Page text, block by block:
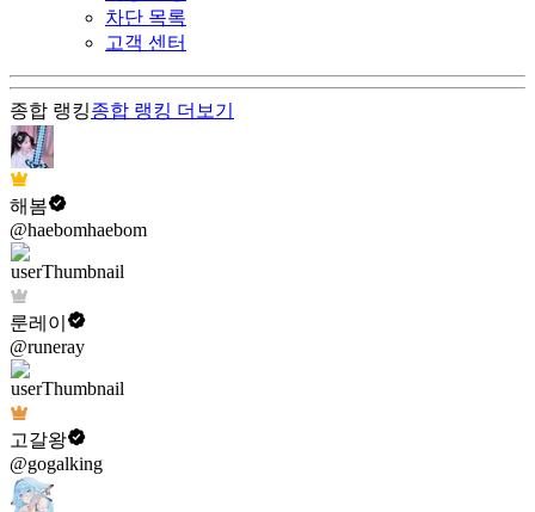
차단 목록
고객 센터
종합 랭킹종합 랭킹 더보기
해봄
@haebomhaebom
룬레이
@runeray
고갈왕
@gogalking